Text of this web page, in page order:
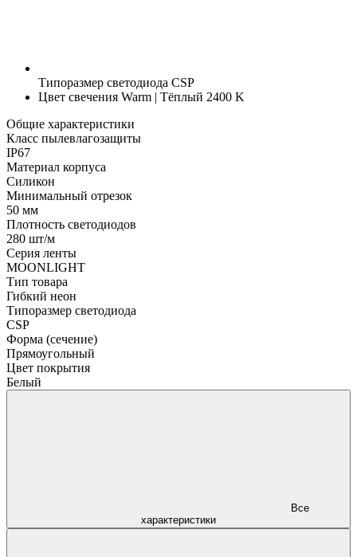
Типоразмер светодиода CSP
Цвет свечения Warm | Тёплый 2400 K
Общие характеристики
Класс пылевлагозащиты
IP67
Материал корпуса
Силикон
Минимальный отрезок
50 мм
Плотность светодиодов
280 шт/м
Серия ленты
MOONLIGHT
Тип товара
Гибкий неон
Типоразмер светодиода
CSP
Форма (сечение)
Прямоугольный
Цвет покрытия
Белый
характеристики